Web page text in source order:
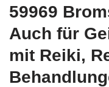
59969
Auch für
mit Reiki,